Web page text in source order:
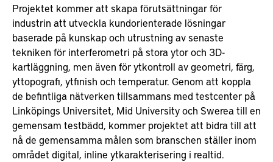
Projektet kommer att skapa förutsättningar för
industrin att utveckla kundorienterade lösningar
baserade på kunskap och utrustning av senaste
tekniken för interferometri på stora ytor och 3D-
kartläggning, men även för ytkontroll av geometri, färg,
yttopografi, ytfinish och temperatur. Genom att koppla
de befintliga nätverken tillsammans med testcenter på
Linköpings Universitet, Mid University och Swerea till en
gemensam testbädd, kommer projektet att bidra till att
nå de gemensamma målen som branschen ställer inom
området digital, inline ytkarakterisering i realtid.